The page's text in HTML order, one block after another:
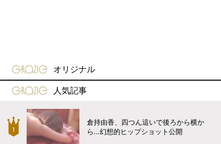
gravure-grazie
オリジナル
gravure-grazie
人気記事
倉持由香、四つん這いで後ろから横か
ら…幻想的ヒップショット公開